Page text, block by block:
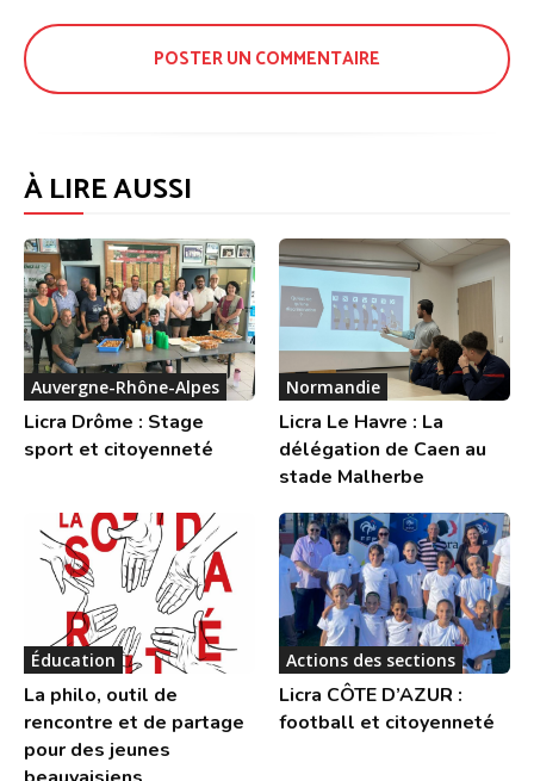
À LIRE AUSSI
Auvergne-Rhône-Alpes
Licra Drôme : Stage
sport et citoyenneté
Normandie
Licra Le Havre : La
délégation de Caen au
stade Malherbe
Éducation
La philo, outil de
rencontre et de partage
pour des jeunes
Actions des sections
Licra CÔTE D’AZUR :
football et citoyenneté